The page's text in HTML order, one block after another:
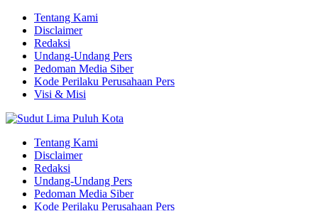
Tentang Kami
Disclaimer
Redaksi
Undang-Undang Pers
Pedoman Media Siber
Kode Perilaku Perusahaan Pers
Visi & Misi
Tentang Kami
Disclaimer
Redaksi
Undang-Undang Pers
Pedoman Media Siber
Kode Perilaku Perusahaan Pers